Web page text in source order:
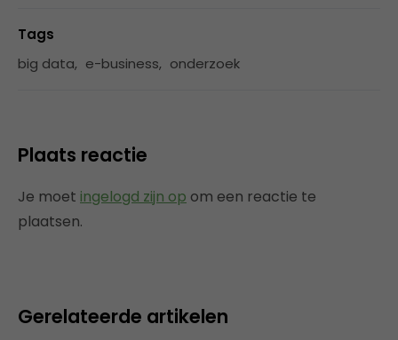
Tags
big data, e-business, onderzoek
Plaats reactie
Je moet ingelogd zijn op om een reactie te
plaatsen.
Gerelateerde artikelen